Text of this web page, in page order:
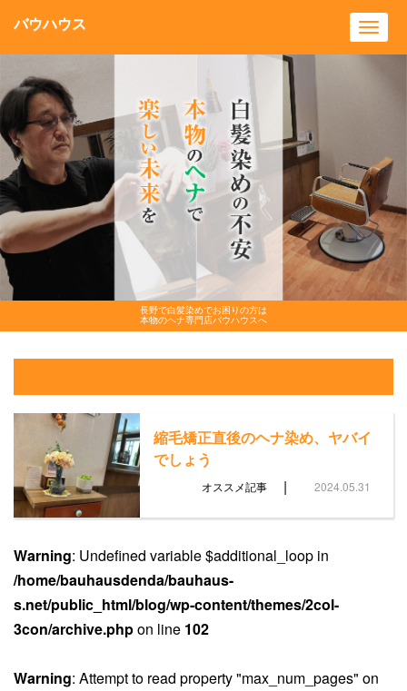
長野で白髪染めでお困りの方は
本物のヘナ専門店バウハウスへ
バウハウス
縮毛矯正直後のヘナ染め、ヤバイ
でしょう
オススメ記事 | 2024.05.31
Warning: Undefined variable $additional_loop in
/home/bauhausdenda/bauhaus-
s.net/public_html/blog/wp-content/themes/2col-
3con/archive.phpon line 102
Warning: Attempt to read property "max_num_pages" on